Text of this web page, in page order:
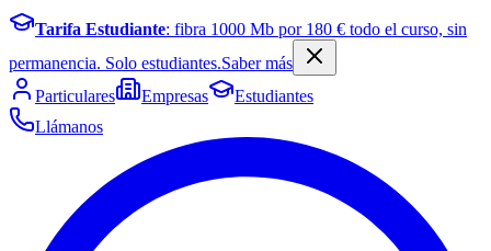
Tarifa Estudiante: fibra 1000 Mb por 180 € todo el curso, sin
permanencia. Solo estudiantes.Saber más
Particulares
Empresas
Estudiantes
Llámanos